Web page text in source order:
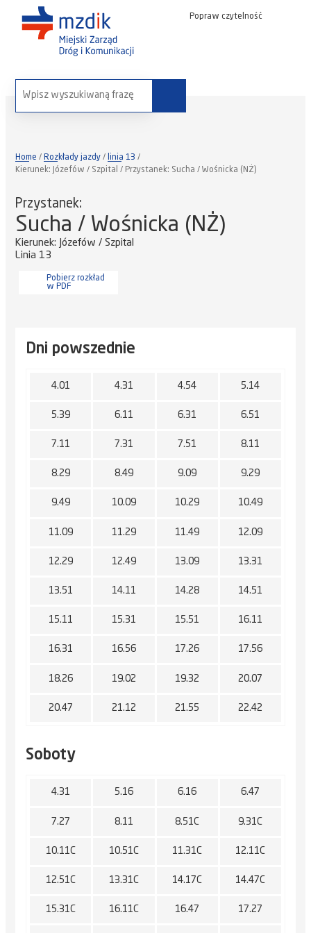
Popraw czytelność
wyszukaj na stronie:
Home Rozkłady jazdy
linia 13
Kierunek: Józefów / Szpital / Przystanek: Sucha / Wośnicka (NŻ)
Przystanek:
Sucha / Wośnicka (NŻ)
Kierunek: Józefów / Szpital
Linia 13
Pobierz rozkład
w PDF
Dni powszednie
4.01 4.31 4.54 5.14
5.39 6.11 6.31 6.51
7.11 7.31 7.51 8.11
8.29 8.49 9.09 9.29
9.49 10.09 10.29 10.49
11.09 11.29 11.49 12.09
12.29 12.49 13.09 13.31
13.51 14.11 14.28 14.51
15.11 15.31 15.51 16.11
16.31 16.56 17.26 17.56
18.26 19.02 19.32 20.07
20.47 21.12 21.55 22.42
Soboty
4.31 5.16 6.16 6.47
7.27 8.11 8.51C 9.31C
10.11C 10.51C 11.31C 12.11C
12.51C 13.31C 14.17C 14.47C
15.31C 16.11C 16.47 17.27